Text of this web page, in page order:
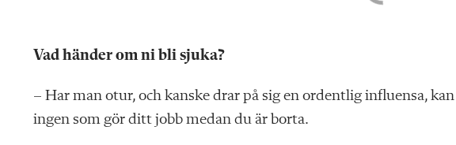
Vad händer om ni bli sjuka?
– Har man otur, och kanske drar på sig en ordentlig influensa,
ingen som gör ditt jobb medan du är borta.